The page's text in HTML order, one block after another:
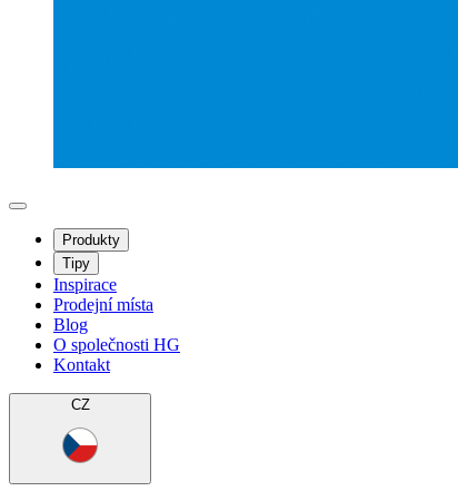
Produkty
Tipy
Inspirace
Prodejní místa
Blog
O společnosti HG
Kontakt
CZ